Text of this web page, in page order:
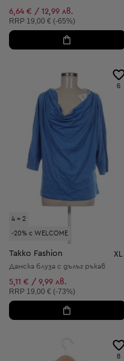
6,64 € / 12,99 лв.
Препоръчителна цена:
RRP 19,00 € (-65%)
4 = 2
-20% с WELCOME
6
Takko Fashion XL
Дамска блуза с дълъг ръкав
5,11 € / 9,99 лв.
Препоръчителна цена:
RRP 19,00 € (-73%)
8